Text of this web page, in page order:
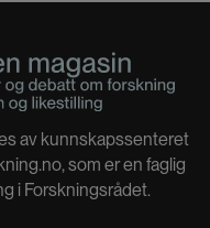
av kunnskapssenteret
som er en faglig
i Forskningsrådet.